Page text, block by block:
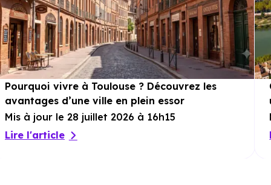
Pourquoi vivre à Toulouse ? Découvrez les
avantages d’une ville en plein essor
Mis à jour le 28 juillet 2026 à 16h15
Lire l'article